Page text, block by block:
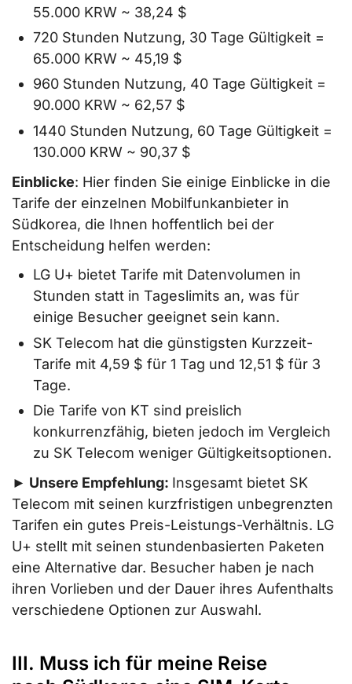
55.000 KRW ~ 38,24 $
720 Stunden Nutzung, 30 Tage Gültigkeit =
65.000 KRW ~ 45,19 $
960 Stunden Nutzung, 40 Tage Gültigkeit =
90.000 KRW ~ 62,57 $
1440 Stunden Nutzung, 60 Tage Gültigkeit =
130.000 KRW ~ 90,37 $
Einblicke: Hier finden Sie einige Einblicke in die
Tarife der einzelnen Mobilfunkanbieter in
Südkorea, die Ihnen hoffentlich bei der
Entscheidung helfen werden:
LG U+ bietet Tarife mit Datenvolumen in
Stunden statt in Tageslimits an, was für
einige Besucher geeignet sein kann.
SK Telecom hat die günstigsten Kurzzeit-
Tarife mit 4,59 $ für 1 Tag und 12,51 $ für 3
Tage.
Die Tarife von KT sind preislich
konkurrenzfähig, bieten jedoch im Vergleich
zu SK Telecom weniger Gültigkeitsoptionen.
► Unsere Empfehlung: Insgesamt bietet SK
Telecom mit seinen kurzfristigen unbegrenzten
Tarifen ein gutes Preis-Leistungs-Verhältnis. LG
U+ stellt mit seinen stundenbasierten Paketen
eine Alternative dar. Besucher haben je nach
ihren Vorlieben und der Dauer ihres Aufenthalts
verschiedene Optionen zur Auswahl.
III. Muss ich für meine Reise